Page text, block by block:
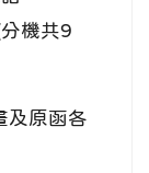
機共9
及原函各